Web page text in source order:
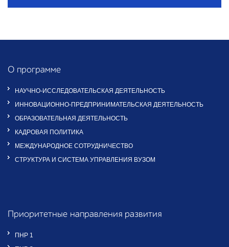
О программе
НАУЧНО-ИССЛЕДОВАТЕЛЬСКАЯ ДЕЯТЕЛЬНОСТЬ
ИННОВАЦИОННО-ПРЕДПРИНИМАТЕЛЬСКАЯ ДЕЯТЕЛЬНОСТЬ
ОБРАЗОВАТЕЛЬНАЯ ДЕЯТЕЛЬНОСТЬ
КАДРОВАЯ ПОЛИТИКА
МЕЖДУНАРОДНОЕ СОТРУДНИЧЕСТВО
СТРУКТУРА И СИСТЕМА УПРАВЛЕНИЯ ВУЗОМ
Приоритетные направления развития
ПНР 1